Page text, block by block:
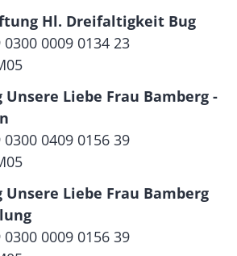
Hl. Dreifaltigkeit Bug
0300 0009 0134 23
Liebe Frau Bamberg -
0300 0409 0156 39
Liebe Frau Bamberg
0300 0009 0156 39